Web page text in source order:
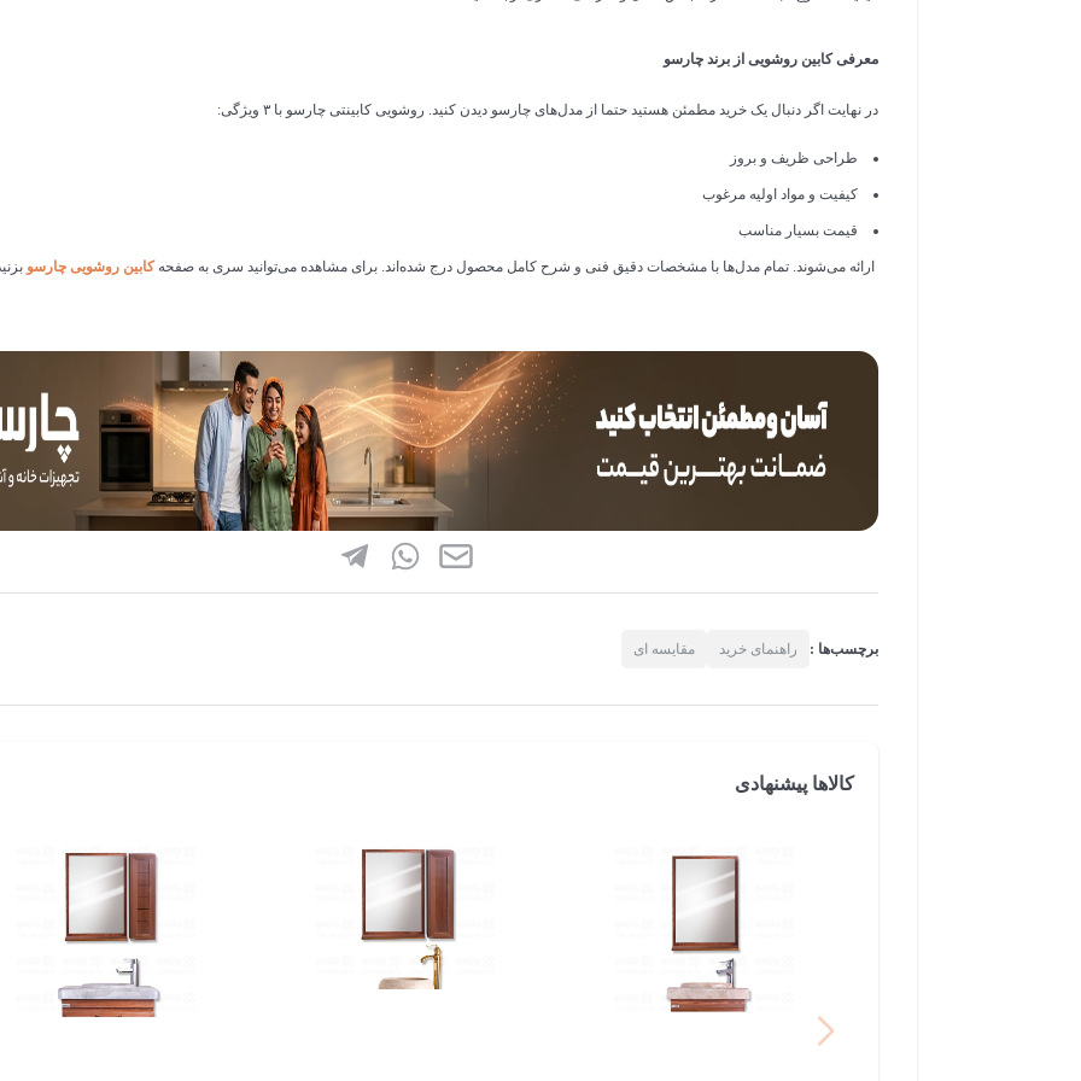
r
n
معرفی کابین روشویی از برند چارسو
در نهایت اگر دنبال یک خرید مطمئن هستید حتما از مدل‌های چارسو دیدن کنید. روشویی کابینتی چارسو با ۳ ویژگی:
طراحی ظریف و بروز
کیفیت و مواد اولیه مرغوب
قیمت بسیار مناسب
ارائه می‌شوند. تمام مدل‌ها با مشخصات دقیق فنی و شرح کامل محصول درج شده‌اند. برای مشاهده می‌توانید سری به صفحهکابین روشویی چارسو
برچسب‌ها : راهنمای خرید مقایسه ای
کالاها پیشنهادی